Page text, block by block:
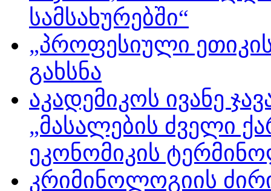
სამსახურებში“
„პროფესიული
გახსნა
აკადემიკოს ივანე
„მასალების ძველი
ეკონომიკის
კრიმინოლოგიის